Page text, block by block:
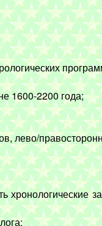
1600-2200 года;
лево/